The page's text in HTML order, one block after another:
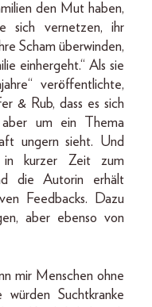
den Mut haben,
sich vernetzen, ihr
Scham überwinden,
einhergeht.“ Als sie
veröffentlichte,
& Rub, dass es sich
um ein Thema
ungern sieht. Und
in kurzer Zeit zum
die Autorin erhält
Feedbacks. Dazu
aber ebenso von
mir Menschen ohne
Suchtkranke